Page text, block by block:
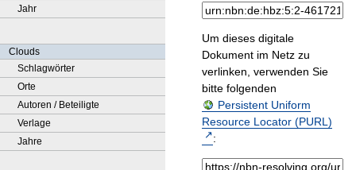
Jahr
Clouds
Schlagwörter
Orte
Autoren / Beteiligte
Verlage
Jahre
Um dieses digitale
Dokument im Netz zu
verlinken, verwenden Sie
bitte folgenden
Persistent Uniform
Resource Locator (PURL)
: